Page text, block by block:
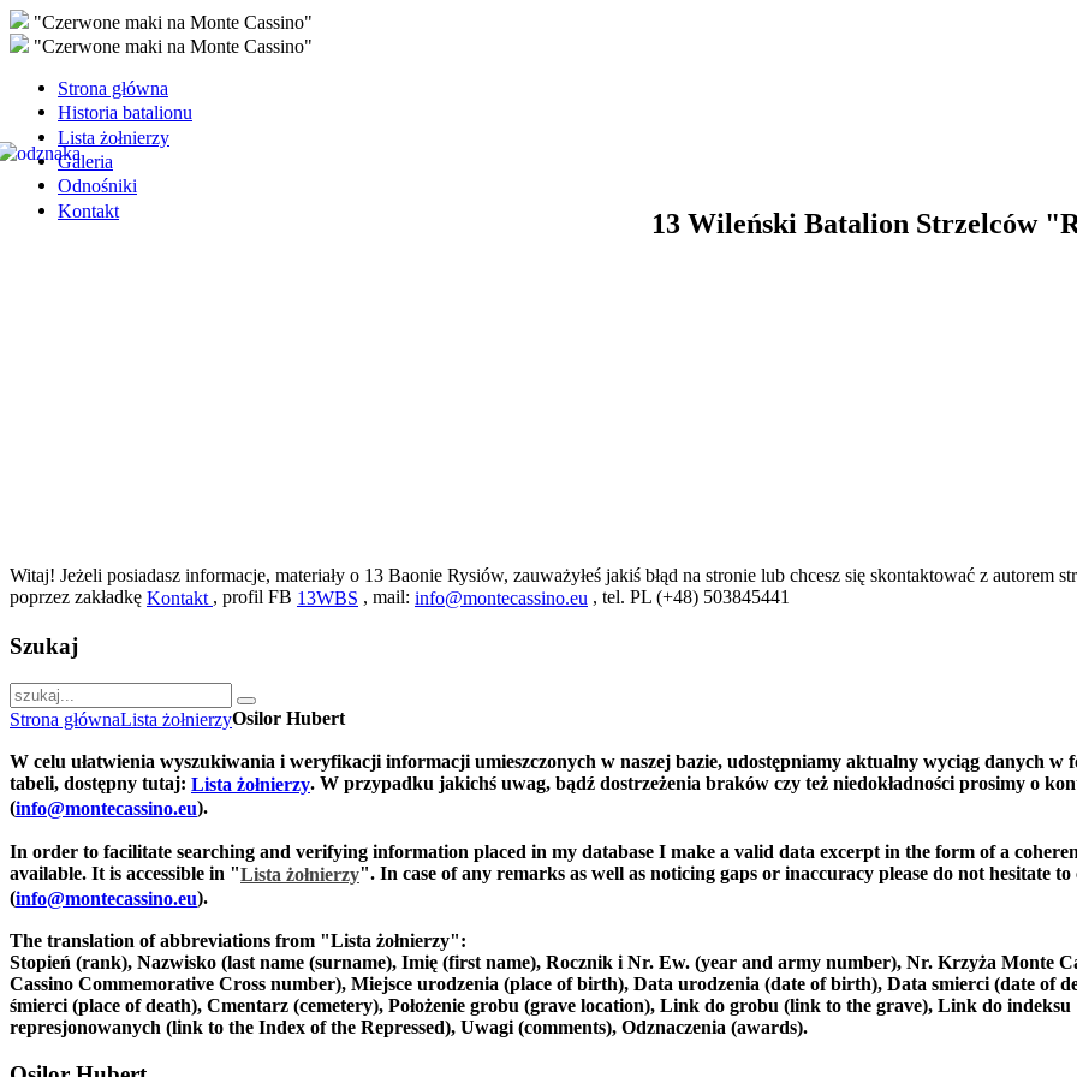
"Czerwone maki na Monte Cassino"
"Czerwone maki na Monte Cassino"
Strona główna
Historia batalionu
Lista żołnierzy
Galeria
Odnośniki
Kontakt
13 Wileński Batalion Strzelców
Witaj! Jeżeli posiadasz informacje, materiały o 13 Baonie Rysiów, zauważyłeś jakiś błąd na stronie lub chcesz się skontaktować z autorem
poprzez zakładkę Kontakt , profil FB 13WBS , mail: info@montecassino.eu , tel. PL (+48) 503845441
Szukaj
Strona głównaLista żołnierzyOsilor Hubert
W celu ułatwienia wyszukiwania i weryfikacji informacji umieszczonych w naszej bazie, udostępniamy aktualny wyciąg danych w
tabeli, dostępny tutaj: Lista żołnierzy. W przypadku jakichś uwag, bądź dostrzeżenia braków czy też niedokładności prosimy o
(info@montecassino.eu).
In order to facilitate searching and verifying information placed in my database I make a valid data excerpt in the form of a
available. It is accessible in "Lista żołnierzy". In case of any remarks as well as noticing gaps or inaccuracy please do not hesitate to
(info@montecassino.eu).
The translation of abbreviations from "Lista żołnierzy":
Stopień (rank), Nazwisko (last name (surname), Imię (first name), Rocznik i Nr. Ew. (year and army number), Nr. Krzyża Monte
Cassino Commemorative Cross number), Miejsce urodzenia (place of birth), Data urodzenia (date of birth), Data smierci (date of
śmierci (place of death), Cmentarz (cemetery), Położenie grobu (grave location), Link do grobu (link to the grave), Link do indeksu
represjonowanych (link to the Index of the Repressed), Uwagi (comments), Odznaczenia (awards).